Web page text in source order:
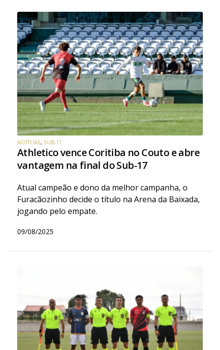
NOTÍCIAS, SUB-17
Athletico vence Coritiba no Couto e abre
vantagem na final do Sub-17
Atual campeão e dono da melhor campanha, o
Furacãozinho decide o título na Arena da Baixada,
jogando pelo empate.
09/08/2025